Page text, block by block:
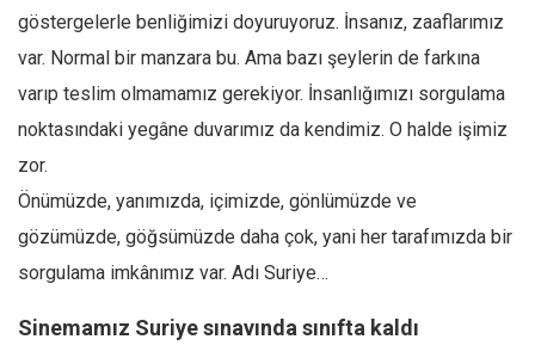
Abir E. Nahas
Amina S. Jenenkovic
Bağdagül Öz
Esra Elönü
Tüm Sayılar
göstergelerle benliğimizi doyuruyoruz. İnsanız, zaaflarımız
var. Normal bir manzara bu. Ama bazı şeylerin de farkına
varıp teslim olmamamız gerekiyor. İnsanlığımızı sorgulama
noktasındaki yegâne duvarımız da kendimiz. O halde işimiz
zor.
Önümüzde, yanımızda, içimizde, gönlümüzde ve
gözümüzde, göğsümüzde daha çok, yani her tarafımızda bir
sorgulama imkânımız var. Adı Suriye…
Sinemamız Suriye sınavında sınıfta kaldı